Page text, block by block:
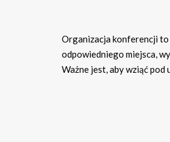
Organizacja konferencji
odpowiedniego miejsca,
Ważne jest, aby wziąć